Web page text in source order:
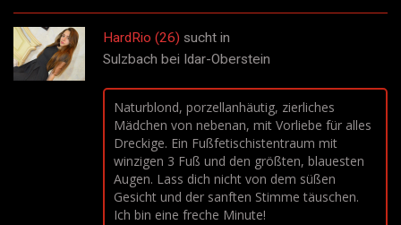
HardRio (26) sucht in
Sulzbach bei Idar-Oberstein
Naturblond, porzellanhäutig, zierliches
Mädchen von nebenan, mit Vorliebe für alles
Dreckige. Ein Fußfetischistentraum mit
winzigen 3 Fuß und den größten, blauesten
Augen. Lass dich nicht von dem süßen
Gesicht und der sanften Stimme täuschen.
Ich bin eine freche Minute!